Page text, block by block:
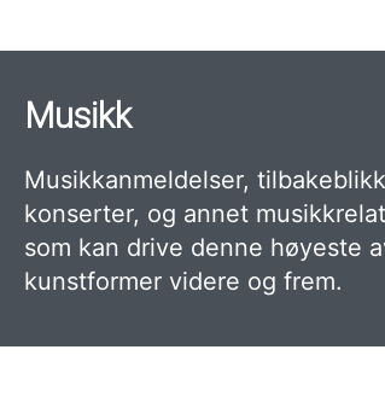
Musikk
Musikkanmeldelser,
konserter, og annet
som kan drive denne høyeste
kunstformer videre og frem.